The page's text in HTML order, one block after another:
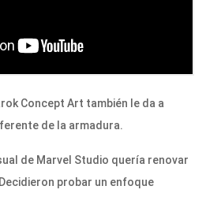
Concept Art también le da a
de la armadura.
de Marvel Studio quería renovar
probar un enfoque